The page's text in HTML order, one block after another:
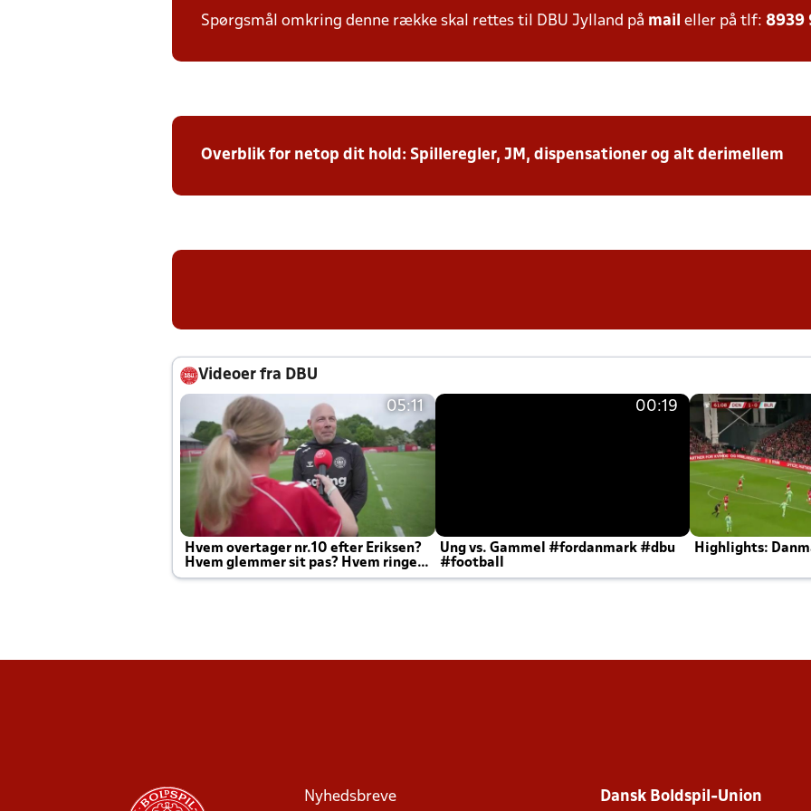
Spørgsmål omkring denne række skal rettes til DBU Jylland på mail eller på tlf: 8939
Overblik for netop dit hold: Spilleregler, JM, dispensationer og alt derimellem
Videoer fra DBU
05:11
Hvem overtager nr.10 efter Eriksen?
Hvem glemmer sit pas? Hvem ringer
Joachim altid til efter kampe?
00:19
Ung vs. Gammel #fordanmark #dbu
#football
Highlights:
Nyhedsbreve Dansk Boldspil-Union